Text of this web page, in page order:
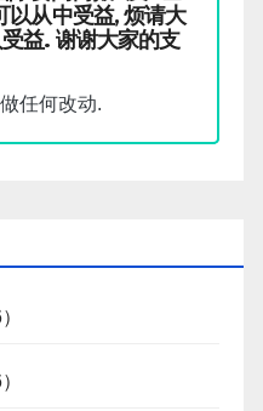
以从中受益, 烦请大
益. 谢谢大家的支
任何改动.